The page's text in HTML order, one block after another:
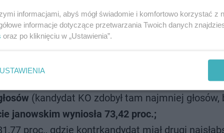
poparcie uzyskał w powiatach:
poparcie Trzaskowskiego wyniosło 15,74
dla Karola Nawrockiego padło w gminie
(kandydat KO zdobył tam najmniej głosów,
janowskim wyniosła 73,42 proc.;
proc., gdzie kontrkandydat miał drugi
informacjami, abyś mógł świadomie i komfortowo korzystać z
informacje dotyczące przetwarzania Twoich danych
oraz po kliknięciu w „Ustawienia”.
USTAWIENIA